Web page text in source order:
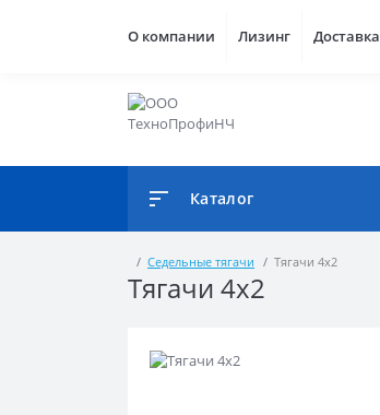
О компании Лизинг Доставка
Каталог
Седельные тягачи Тягачи 4x2
Тягачи 4x2